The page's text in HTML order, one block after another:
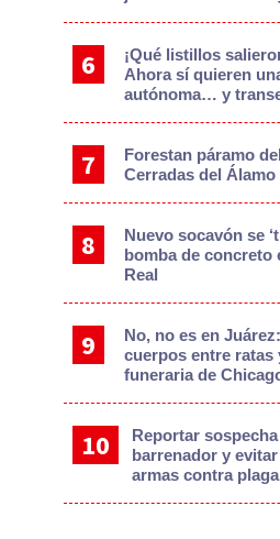
¡Qué listillos
Ahora sí quieren
autónoma… y
Forestan páramo
Cerradas del Álamo
Nuevo socavón se
bomba de concreto
Real
No, no es en
cuerpos entre ratas
funeraria de
Reportar
barrenador y
armas contra plaga